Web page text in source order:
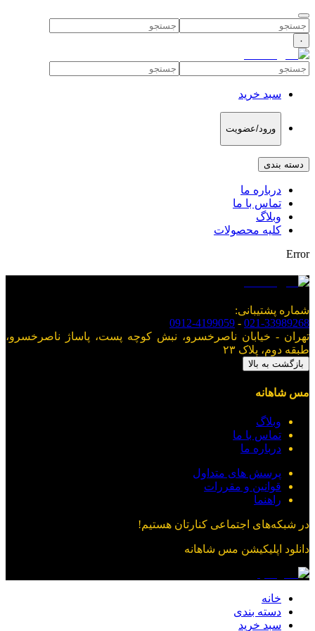
۰
سبد خرید
ورود/عضویت
دسته بندی
درباره ما
تماس با ما
وبلاگ
کلیه محصولات
Error
شماره پشتیبانی:
021-33989268
-
0912-4199059
تهران - خیابان ناصرخسرو، نبش کوچه پست، پاساژ ناصرخسرو،
طبقه دوم، پلاک ۲۳
بازگشت به بالا
مس شاهانه
وبلاگ
تماس با ما
درباره ما
پرسش های متداول
قوانین و مقررات
راهنما
در شبکه‌های اجتماعی کنارتان هستیم!
دانلود اپلیکیشن مس شاهانه
خانه
دسته بندی
سبد خرید